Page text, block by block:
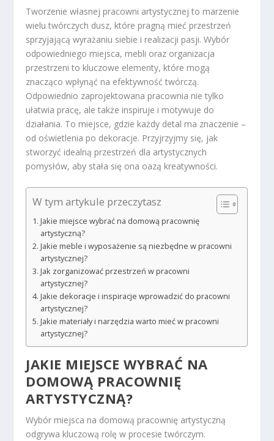
Tworzenie własnej pracowni artystycznej to marzenie
wielu twórczych dusz, które pragną mieć przestrzeń
sprzyjającą wyrażaniu siebie i realizacji pasji. Wybór
odpowiedniego miejsca, mebli oraz organizacja
przestrzeni to kluczowe elementy, które mogą
znacząco wpłynąć na efektywność twórczą.
Odpowiednio zaprojektowana pracownia nie tylko
ułatwia pracę, ale także inspiruje i motywuje do
działania. To miejsce, gdzie każdy detal ma znaczenie –
od oświetlenia po dekoracje. Przyjrzyjmy się, jak
stworzyć idealną przestrzeń dla artystycznych
pomysłów, aby stała się ona oazą kreatywności.
W tym artykule przeczytasz
Jakie miejsce wybrać na domową pracownię
artystyczną?
Jakie meble i wyposażenie są niezbędne w pracowni
artystycznej?
Jak zorganizować przestrzeń w pracowni
artystycznej?
Jakie dekoracje i inspiracje wprowadzić do pracowni
artystycznej?
Jakie materiały i narzędzia warto mieć w pracowni
artystycznej?
JAKIE MIEJSCE WYBRAĆ NA
DOMOWĄ PRACOWNIĘ
ARTYSTYCZNĄ?
Wybór miejsca na domową pracownię artystyczną
odgrywa kluczową rolę w procesie twórczym.